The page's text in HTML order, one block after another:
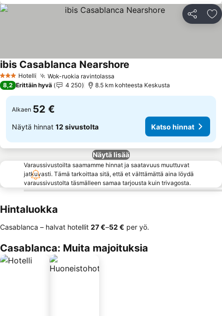
Jaa
3 Tähtiluokitus
Hotelli Wok-ruokia ravintolassa
ibis Casablanca Nearshore
8,2 Erittäin hyvä 4 250 8.5 km kohteesta Keskusta
Alkaen 52 €
Näytä hinnat 12 sivustolta Katso hinnat
Näytä lisää
Varaussivustoilta saamamme hinnat ja saatavuus muuttuvat
jatkuvasti. Tämä tarkoittaa sitä, että et välttämättä aina löydä
varaussivustolta täsmälleen samaa tarjousta kuin trivagosta.
Hintaluokka
Casablanca – halvat hotellit ‎27 €–‎52 € per yö.
Casablanca: Muita majoituksia